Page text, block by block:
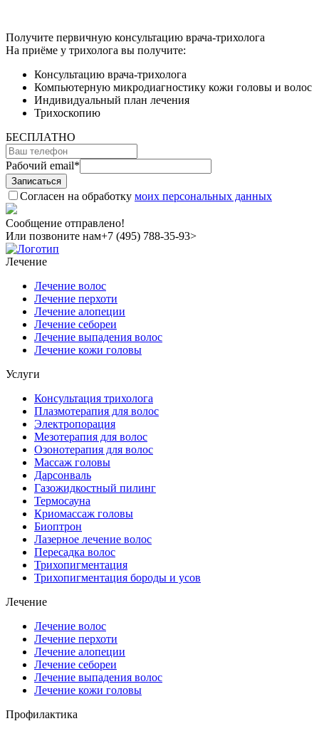
Получите первичную консультацию врача-трихолога
На приёме у трихолога вы получите:
Консультацию врача-трихолога
Компьютерную микродиагностику кожи головы и волос
Индивидуальный план лечения
Трихоскопию
БЕСПЛАТНО
Рабочий email*
Согласен на обработку моих персональных данных
Сообщение отправлено!
Или позвоните нам+7 (495) 788-35-93>
Лечение
Лечение волос
Лечение перхоти
Лечение алопеции
Лечение себореи
Лечение выпадения волос
Лечение кожи головы
Услуги
Консультация трихолога
Плазмотерапия для волос
Электропорация
Мезотерапия для волос
Озонотерапия для волос
Массаж головы
Дарсонваль
Газожидкостный пилинг
Термосауна
Криомассаж головы
Биоптрон
Лазерное лечение волос
Пересадка волос
Трихопигментация
Трихопигментация бороды и усов
Лечение
Лечение волос
Лечение перхоти
Лечение алопеции
Лечение себореи
Лечение выпадения волос
Лечение кожи головы
Профилактика